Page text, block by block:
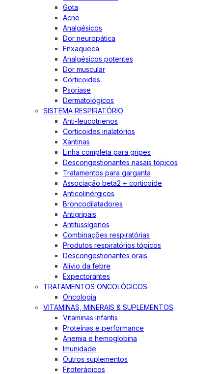
Gota
Acne
Analgésicos
Dor neuropática
Enxaqueca
Analgésicos potentes
Dor muscular
Corticoides
Psoríase
Dermatológicos
SISTEMA RESPIRATÓRIO
Anti-leucotrienos
Corticoides inalatórios
Xantinas
Linha completa para gripes
Descongestionantes nasais tópicos
Tratamentos para garganta
Associação beta2 + corticoide
Anticolinérgicos
Broncodilatadores
Antigripais
Antitussígenos
Combinações respiratórias
Produtos respiratórios tópicos
Descongestionantes orais
Alívio da febre
Expectorantes
TRATAMENTOS ONCOLÓGICOS
Oncologia
VITAMINAS, MINERAIS & SUPLEMENTOS
Vitaminas infantis
Proteínas e performance
Anemia e hemoglobina
Imunidade
Outros suplementos
Fitoterápicos